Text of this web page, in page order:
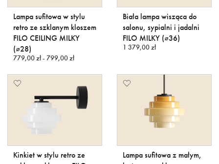
Lampa sufitowa w stylu
retro ze szklanym kloszem
FILO CEILING MILKY
(⌀28)
779,00 zł - 799,00 zł
Biała lampa wisząca do
salonu, sypialni i jadalni
FILO MILKY (⌀36)
1 379,00 zł
Kinkiet w stylu retro ze
Lampa sufitowa z małym,